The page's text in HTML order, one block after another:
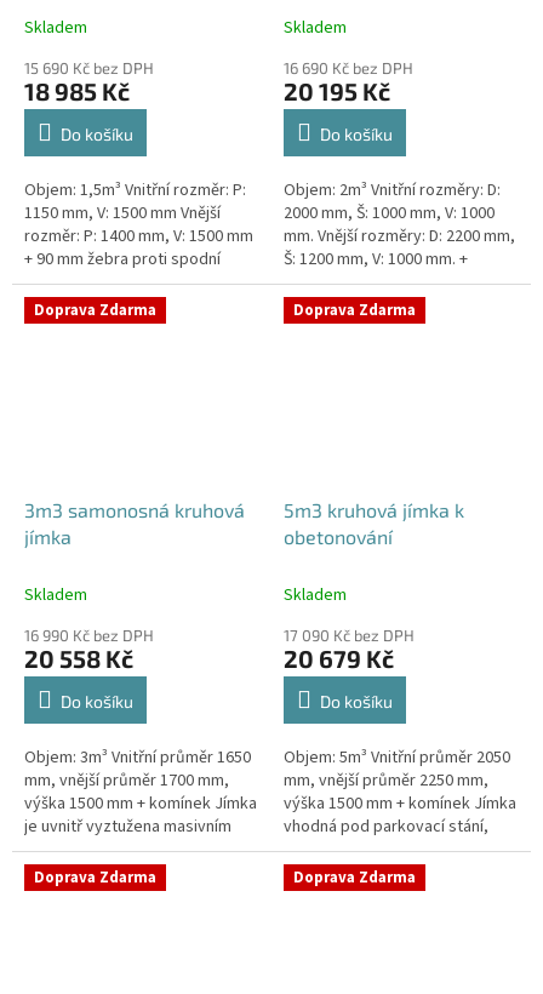
Skladem
15 690 Kč bez DPH
18 985 Kč
Do košíku
Objem: 1,5m³ Vnitřní rozměr: P:
1150 mm, V: 1500 mm Vnější
rozměr: P: 1400 mm, V: 1500 mm
+ 90 mm žebra proti spodní
vodě + komínek Jímka do míst s
vysokou hladinou spodní vody...
Skladem
16 690 Kč bez DPH
20 195 Kč
Do košíku
Objem: 2m³ Vnitřní rozměry: D:
2000 mm, Š: 1000 mm, V: 1000
mm. Vnější rozměry: D: 2200 mm,
Š: 1200 mm, V: 1000 mm. +
komínek Jímka vhodná pod
parkovací stání, komunikace i...
Doprava Zdarma
3m3 samonosná kruhová
jímka
Skladem
16 990 Kč bez DPH
20 558 Kč
Do košíku
Objem: 3m³ Vnitřní průměr 1650
mm, vnější průměr 1700 mm,
výška 1500 mm + komínek Jímka
je uvnitř vyztužena masivním
žebrováním pro garanci její
samonosnosti.Kvalitní, pevná...
Doprava Zdarma
5m3 kruhová jímka k
obetonování
Skladem
17 090 Kč bez DPH
20 679 Kč
Do košíku
Objem: 5m³ Vnitřní průměr 2050
mm, vnější průměr 2250 mm,
výška 1500 mm + komínek Jímka
vhodná pod parkovací stání,
komunikace i terasy Průměr
přítoku specifikujte v...
Doprava Zdarma Doprava Zdarma